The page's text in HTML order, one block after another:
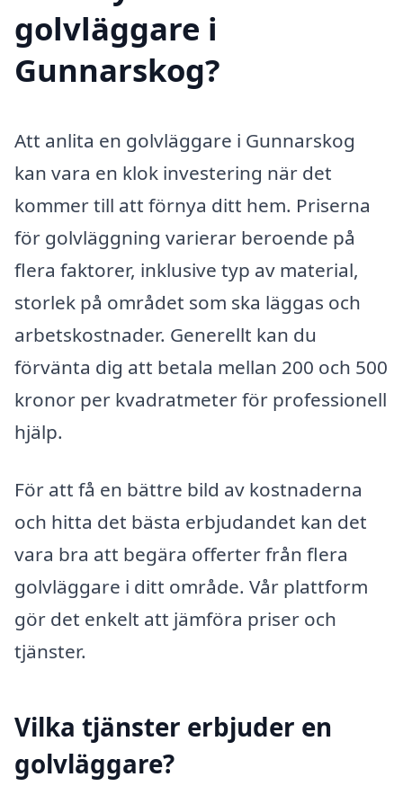
golvläggare i
Gunnarskog?
Att anlita en golvläggare i Gunnarskog
kan vara en klok investering när det
kommer till att förnya ditt hem. Priserna
för golvläggning varierar beroende på
flera faktorer, inklusive typ av material,
storlek på området som ska läggas och
arbetskostnader. Generellt kan du
förvänta dig att betala mellan 200 och 500
kronor per kvadratmeter för professionell
hjälp.
För att få en bättre bild av kostnaderna
och hitta det bästa erbjudandet kan det
vara bra att begära offerter från flera
golvläggare i ditt område. Vår plattform
gör det enkelt att jämföra priser och
tjänster.
Vilka tjänster erbjuder en
golvläggare?